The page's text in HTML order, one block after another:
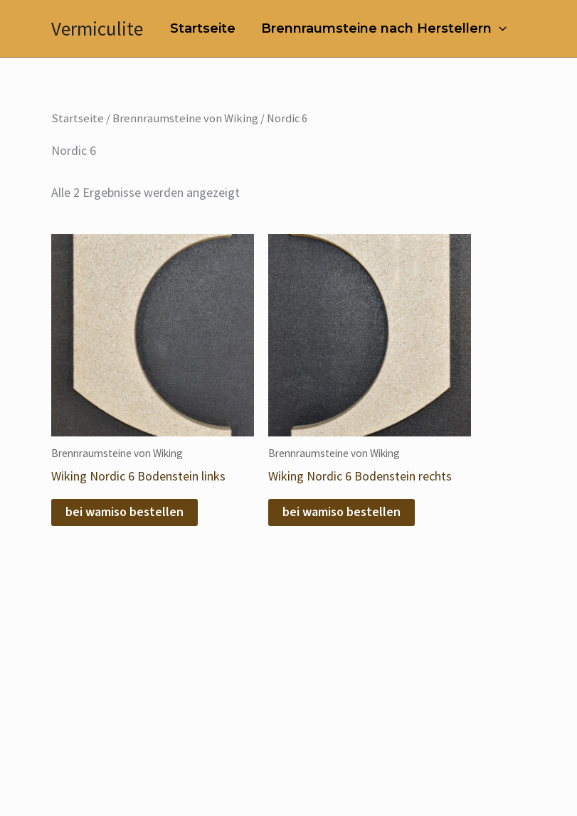
Vermiculite Startseite Brennraumsteine nach Herstellern
Startseite /Brennraumsteine von Wiking / Nordic 6
Nordic 6
Alle 2 Ergebnisse werden angezeigt
Brennraumsteine von Wiking
Wiking Nordic 6 Bodenstein links
bei wamiso bestellen
Brennraumsteine von Wiking
Wiking Nordic 6 Bodenstein rechts
bei wamiso bestellen